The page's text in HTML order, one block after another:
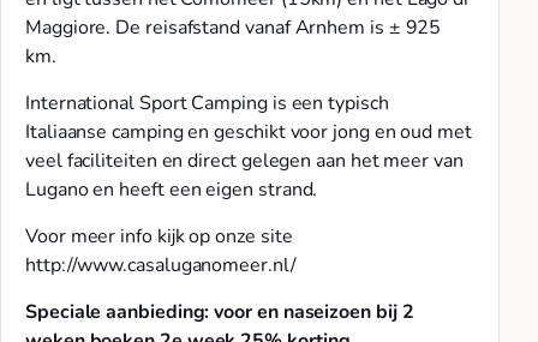
Maggiore. De reisafstand vanaf Arnhem is ± 925
km.
International Sport Camping is een typisch
Italiaanse camping en geschikt voor jong en oud met
veel faciliteiten en direct gelegen aan het meer van
Lugano en heeft een eigen strand.
Voor meer info kijk op onze site
http://www.casaluganomeer.nl/
Speciale aanbieding: voor en naseizoen bij 2